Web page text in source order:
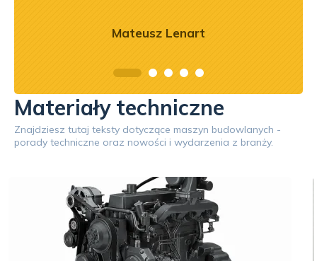
Mateusz Lenart
Materiały techniczne
Znajdziesz tutaj teksty dotyczące maszyn budowlanych -
porady techniczne oraz nowości i wydarzenia z branży.